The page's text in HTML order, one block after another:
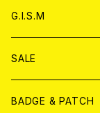
ANALOG
ANALOG
CD
ANALOG
アナログ
DVD
T-shirt & WEAR
G.I.S.M
CD
ANALOG
SALE
BADGE & PATCH